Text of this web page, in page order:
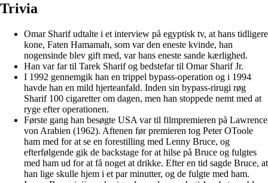
Trivia
Omar Sharif udtalte i et interview på egyptisk tv, at hans tidligere
kone, Faten Hamamah, som var den eneste kvinde, han
nogensinde blev gift med, var hans eneste sande kærlighed.
Han var far til Tarek Sharif og bedstefar til Omar Sharif Jr.
I 1992 gennemgik han en trippel bypass-operation og i 1994
havde han en mild hjerteanfald. Inden sin bypass-rirugi røg
Sharif 100 cigaretter om dagen, men han stoppede nemt med at
ryge efter operationen.
Første gang han besøgte USA var til filmpremieren på Lawrence
von Arabien (1962). Aftenen før premieren tog Peter OToole
ham med for at se en forestilling med Lenny Bruce, og
efterfølgende gik de backstage for at hilse på Bruce og fulgtes
med ham ud for at få noget at drikke. Efter en tid sagde Bruce, at
han lige skulle hjem i et par minutter, og de fulgte med ham.